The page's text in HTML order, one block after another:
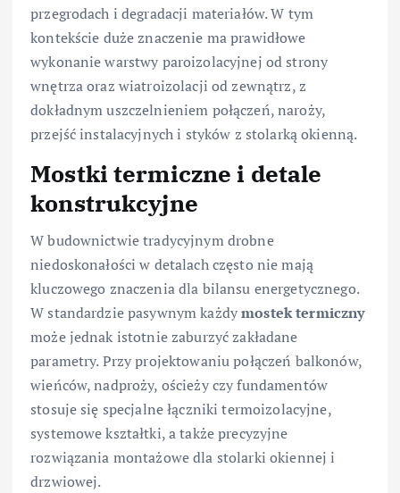
przegrodach i degradacji materiałów. W tym
kontekście duże znaczenie ma prawidłowe
wykonanie warstwy paroizolacyjnej od strony
wnętrza oraz wiatroizolacji od zewnątrz, z
dokładnym uszczelnieniem połączeń, naroży,
przejść instalacyjnych i styków z stolarką okienną.
Mostki termiczne i detale
konstrukcyjne
W budownictwie tradycyjnym drobne
niedoskonałości w detalach często nie mają
kluczowego znaczenia dla bilansu energetycznego.
W standardzie pasywnym każdymostek termiczny
może jednak istotnie zaburzyć zakładane
parametry. Przy projektowaniu połączeń balkonów,
wieńców, nadproży, ościeży czy fundamentów
stosuje się specjalne łączniki termoizolacyjne,
systemowe kształtki, a także precyzyjne
rozwiązania montażowe dla stolarki okiennej i
drzwiowej.